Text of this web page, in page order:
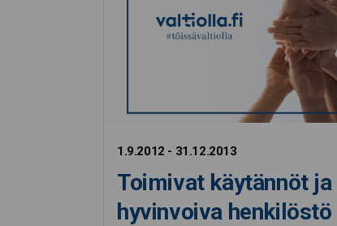
1.9.2012 - 31.12.2013
Toimivat käytännöt ja
hyvinvoiva henkilöstö